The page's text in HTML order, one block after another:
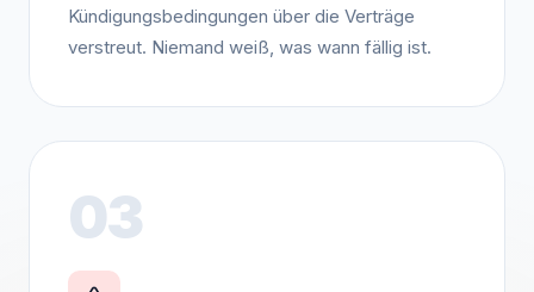
Kündigungsbedingungen über die Verträge
verstreut. Niemand weiß, was wann fällig ist.
03